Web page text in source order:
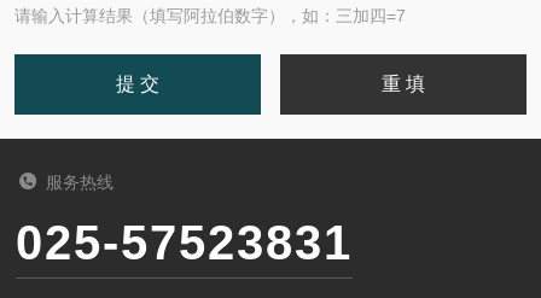
请输入计算结果（填写阿拉伯数字），如：三加四=7
服务热线
025-57523831